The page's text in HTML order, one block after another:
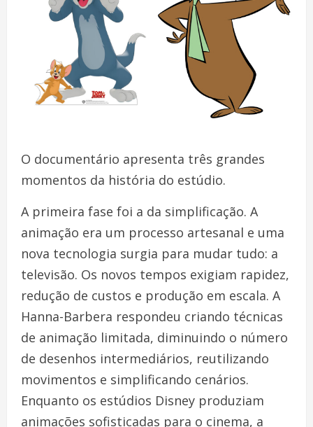
O documentário apresenta três grandes
momentos da história do estúdio.
A primeira fase foi a da simplificação. A
animação era um processo artesanal e uma
nova tecnologia surgia para mudar tudo: a
televisão. Os novos tempos exigiam rapidez,
redução de custos e produção em escala. A
Hanna-Barbera respondeu criando técnicas
de animação limitada, diminuindo o número
de desenhos intermediários, reutilizando
movimentos e simplificando cenários.
Enquanto os estúdios Disney produziam
animações sofisticadas para o cinema, a